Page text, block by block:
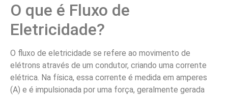
O que é Fluxo de
Eletricidade?
O fluxo de eletricidade se refere ao movimento de
elétrons através de um condutor, criando uma corrente
elétrica. Na física, essa corrente é medida em amperes
(A) e é impulsionada por uma força, geralmente gerada